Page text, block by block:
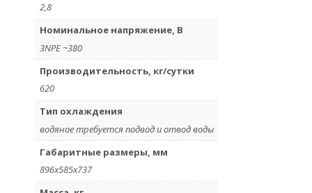
2,8
Номинальное напряжение, В
3NPE ~380
Производительность, кг/сутки
620
Тип охлаждения
водяное требуется подвод и отвод воды
Габаритные размеры, мм
896х585х737